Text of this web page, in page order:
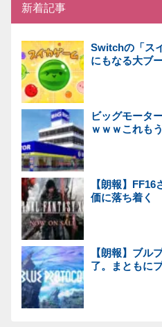
新着記事
Switchの「ス
にもなる大ブ
ビッグモータ
ｗｗｗこれも
【朗報】
価に落ち着く
【朗報】ブル
了。まともに